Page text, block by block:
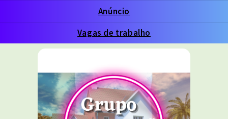
Anúncio
Vagas de trabalho